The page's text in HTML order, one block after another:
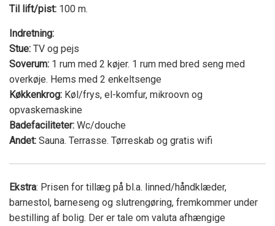
Til lift/pist: 100 m.
Indretning:
Stue: TV og pejs
Soverum: 1 rum med 2 køjer. 1 rum med bred seng med
overkøje. Hems med 2 enkeltsenge
Køkkenkrog: Køl/frys, el-komfur, mikroovn og
opvaskemaskine
Badefaciliteter: Wc/douche
Andet: Sauna. Terrasse. Tørreskab og gratis wifi
Ekstra: Prisen for tillæg på bl.a. linned/håndklæder,
barnestol, barneseng og slutrengøring, fremkommer under
bestilling af bolig. Der er tale om valuta afhængige